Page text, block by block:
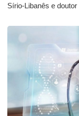
Sírio-Libanês e